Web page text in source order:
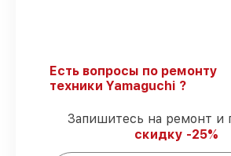
Соблюдение сроков
гарантируем завершение
Официальная гарантия –
гарантия на все виды работ.
Есть вопросы по ремонту
техники Yamaguchi ?
Запишитесь на ремонт и
скидку -25%